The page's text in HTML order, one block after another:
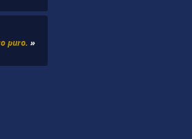
puro. »